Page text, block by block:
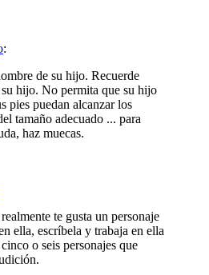
:
de su hijo. Recuerde
hijo. No permita que su hijo
pies puedan alcanzar los
tamaño adecuado ... para
haz muecas.
te gusta un personaje
ella, escríbela y trabaja en ella
o seis personajes que